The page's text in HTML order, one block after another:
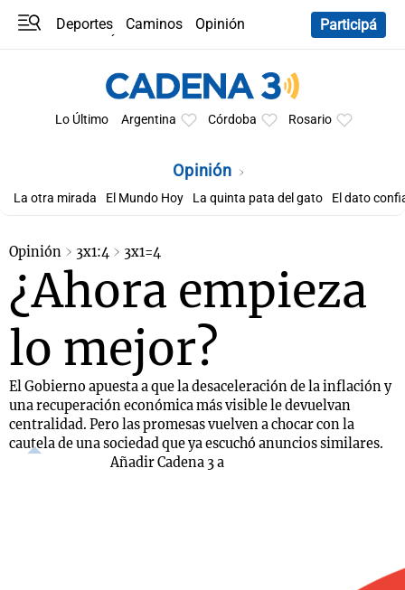
Deportes Caminos
Opinión
Participá
Lo Último Argentina Córdoba Rosario
Opinión
La otra mirada El Mundo Hoy La quinta pata del gato El dato
Opinión 3x1:4 3x1=4
¿Ahora empieza
lo mejor?
El Gobierno apuesta a que la desaceleración de la inflación y
una recuperación económica más visible le devuelvan
centralidad. Pero las promesas vuelven a chocar con la
cautela de una sociedad que ya escuchó anuncios similares.
Añadir Cadena 3 a